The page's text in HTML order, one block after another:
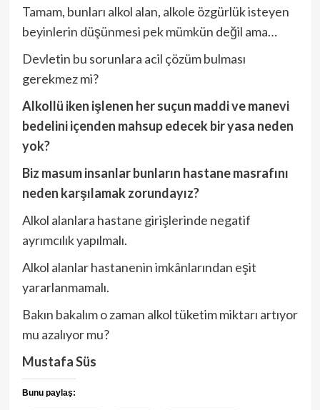
Tamam, bunları alkol alan, alkole özgürlük isteyen
beyinlerin düşünmesi pek mümkün değil ama…
Devletin bu sorunlara acil çözüm bulması
gerekmez mi?
Alkollü iken işlenen her suçun maddi ve manevi
bedelini içenden mahsup edecek bir yasa neden
yok?
Biz masum insanlar bunların hastane masrafını
neden karşılamak zorundayız?
Alkol alanlara hastane girişlerinde negatif
ayrımcılık yapılmalı.
Alkol alanlar hastanenin imkânlarından eşit
yararlanmamalı.
Bakın bakalım o zaman alkol tüketim miktarı artıyor
mu azalıyor mu?
Mustafa Süs
Bunu paylaş: